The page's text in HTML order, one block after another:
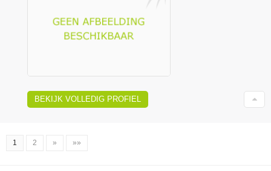
BEKIJK VOLLEDIG PROFIEL
1 2 » »»